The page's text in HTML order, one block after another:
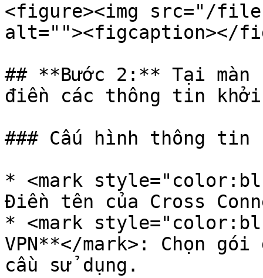
<figure><img src="/
alt=""><figcaption></
## **Bước 2:** Tại màn
điền các thông tin
### Cấu hình thông tin
* <mark
Điền tên của Cross
* <mark
VPN**</mark>: Chọn
cầu sử dụng.